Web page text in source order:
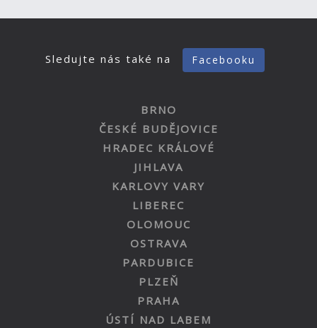
Sledujte nás také na Facebooku
BRNO
ČESKÉ BUDĚJOVICE
HRADEC KRÁLOVÉ
JIHLAVA
KARLOVY VARY
LIBEREC
OLOMOUC
OSTRAVA
PARDUBICE
PLZEŇ
PRAHA
ÚSTÍ NAD LABEM